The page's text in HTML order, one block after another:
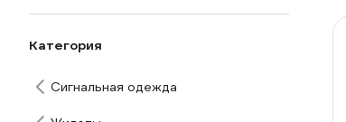
Категория
Сигнальная одежда